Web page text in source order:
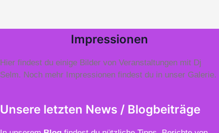
Impressionen
Hier findest du einige Bilder von Veranstaltungen mit Dj
Selm. Noch mehr Impressionen findest du in unser Galerie.
Unsere letzten News / Blogbeiträge